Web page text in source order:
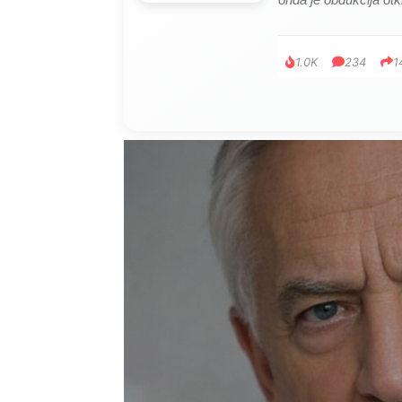
1.0K 234